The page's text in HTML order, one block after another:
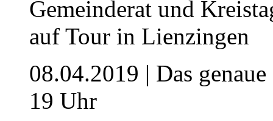
08.04.2019 | Das
19 Uhr